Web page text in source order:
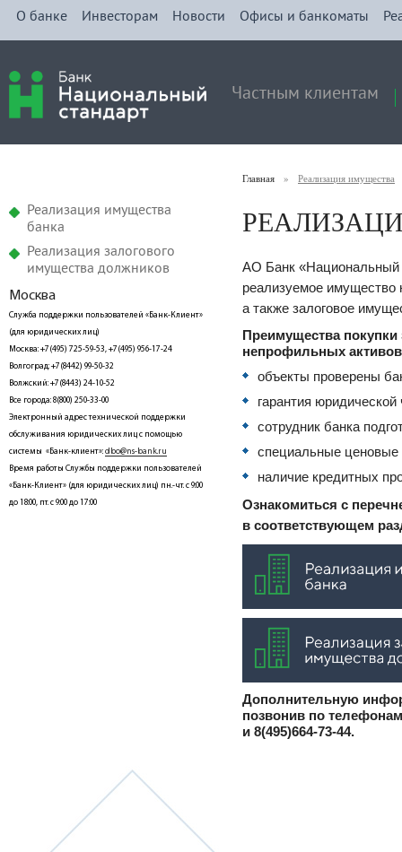
О банке Инвесторам Новости Офисы и банкоматы
Частным клиентам
Реализация имущества
банка
Реализация залогового
имущества должников
Москва
Служба поддержки пользователей «Банк-Клиент»
(для юридических лиц)
Москва: +7(495) 725-59-53, +7(495) 956-17-24
Волгоград: +7(8442) 99-50-32
Волжский: +7(8443) 24-10-52
Все города: 8(800) 250-33-00
Электронный адрес технической поддержки
обслуживания юридических лиц с помощью
системы «Банк-клиент»:dbo@ns-bank.ru
Время работы Службы поддержки пользователей
«Банк-Клиент» (для юридических лиц) пн.-чт. с 9:00
до 18:00, пт. с 9:00 до 17:00
Главная » Реализация имущества
АО Банк «Национальный
реализуемое имущество
а также залоговое
Преимущества покупки
непрофильных
объекты проверены
гарантия
сотрудник банка
специальные ценовые
наличие кредитных
Ознакомиться с
в соответствующем
Дополнительную
позвонив по
и 8(495)664-73-44.